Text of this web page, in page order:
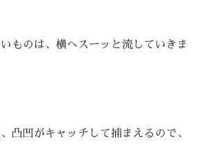
ものは、横へスーッと流していきま
凸凹がキャッチして捕まえるので、